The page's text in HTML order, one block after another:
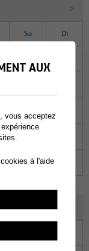
Sa Di
03
AUX
vous acceptez
à l'aide